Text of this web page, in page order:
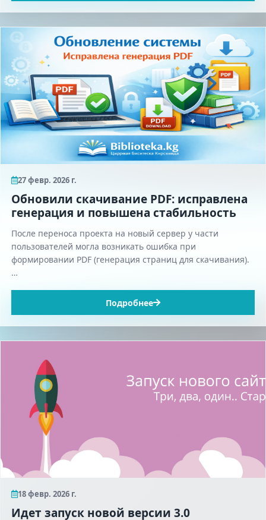
27 февр. 2026 г.
Обновили скачивание PDF: исправлена
генерация и повышена стабильность
После переноса проекта на новый сервер у части
пользователей могла возникать ошибка при
формировании PDF (генерация страниц для скачивания).
…
Подробнее
18 февр. 2026 г.
Идет запуск новой версии 3.0